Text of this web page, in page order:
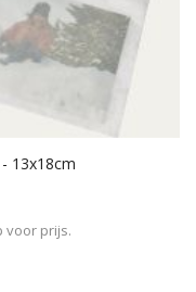
13x18cm
voor prijs.